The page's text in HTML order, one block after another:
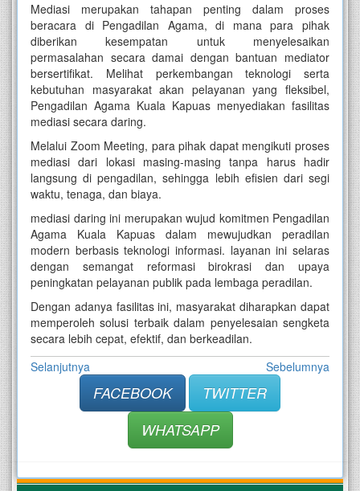
Mediasi merupakan tahapan penting dalam proses
beracara di Pengadilan Agama, di mana para pihak
diberikan kesempatan untuk menyelesaikan
permasalahan secara damai dengan bantuan mediator
bersertifikat. Melihat perkembangan teknologi serta
kebutuhan masyarakat akan pelayanan yang fleksibel,
Pengadilan Agama Kuala Kapuas menyediakan fasilitas
mediasi secara daring.
Melalui Zoom Meeting, para pihak dapat mengikuti proses
mediasi dari lokasi masing-masing tanpa harus hadir
langsung di pengadilan, sehingga lebih efisien dari segi
waktu, tenaga, dan biaya.
mediasi daring ini merupakan wujud komitmen Pengadilan
Agama Kuala Kapuas dalam mewujudkan peradilan
modern berbasis teknologi informasi. layanan ini selaras
dengan semangat reformasi birokrasi dan upaya
peningkatan pelayanan publik pada lembaga peradilan.
Dengan adanya fasilitas ini, masyarakat diharapkan dapat
memperoleh solusi terbaik dalam penyelesaian sengketa
secara lebih cepat, efektif, dan berkeadilan.
Selanjutnya
Sebelumnya
FACEBOOK
TWITTER
WHATSAPP